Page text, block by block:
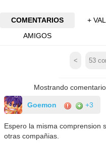
COMENTARIOS
+
AMIGOS
< 53
Mostrando
Goemon +3
Espero la misma comprension
otras compañias.